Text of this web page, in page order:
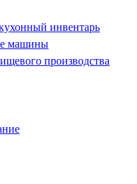
инвентарь
машины
производства